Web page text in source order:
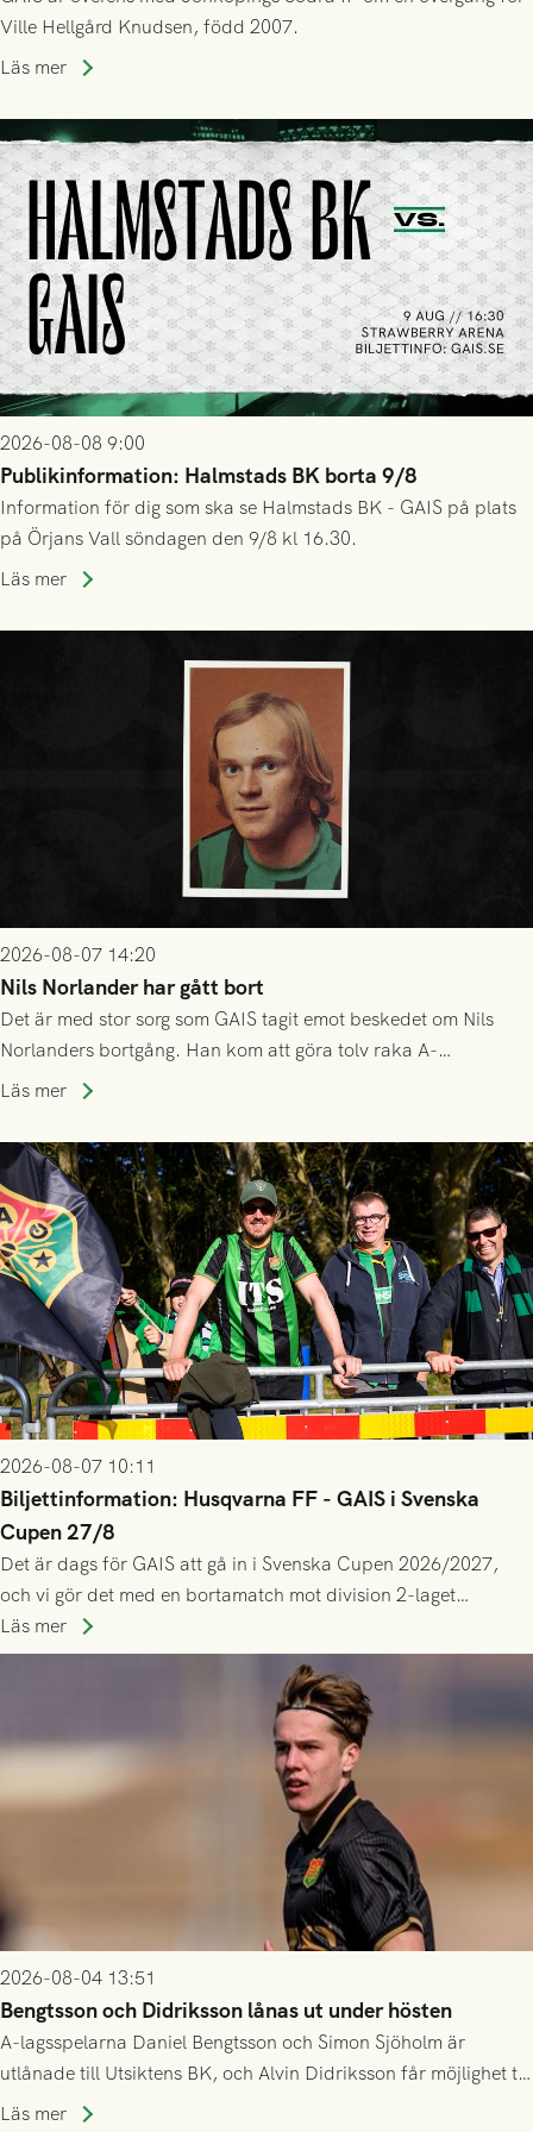
Ville Hellgård Knudsen, född 2007.
Läs mer
2026-08-08 9:00
Publikinformation: Halmstads BK borta 9/8
Information för dig som ska se Halmstads BK - GAIS på plats
på Örjans Vall söndagen den 9/8 kl 16.30.
Läs mer
2026-08-07 14:20
Nils Norlander har gått bort
Det är med stor sorg som GAIS tagit emot beskedet om Nils
Norlanders bortgång. Han kom att göra tolv raka A-
lagssäsonger i Grönsvart och är en av få spelare som i GAIS
Läs mer
2026-08-07 10:11
Biljettinformation: Husqvarna FF - GAIS i Svenska
Cupen 27/8
Det är dags för GAIS att gå in i Svenska Cupen 2026/2027,
och vi gör det med en bortamatch mot division 2-laget
Husqvarna FF. Häng med och stötta grönsvart på plats!
Läs mer
2026-08-04 13:51
Bengtsson och Didriksson lånas ut under hösten
A-lagsspelarna Daniel Bengtsson och Simon Sjöholm är
utlånade till Utsiktens BK, och Alvin Didriksson får möjlighet till
speltid i Hestrafors genom föreningssamarbete.
Läs mer